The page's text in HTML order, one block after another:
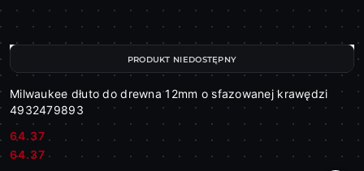
Milwaukee dłuto do drewna 12mm o sfazowanej krawędzi
4932479893
Cena:
64.37
Cena:
64.37
PRODUKT NIEDOSTĘPNY